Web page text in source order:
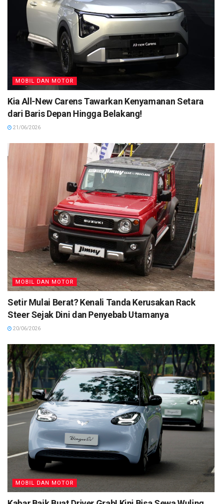
MOBIL DAN MOTOR
Kia All-New Carens Tawarkan Kenyamanan Setara
dari Baris Depan Hingga Belakang!
21/06/2026
MOBIL DAN MOTOR
Setir Mulai Berat? Kenali Tanda Kerusakan Rack
Steer Sejak Dini dan Penyebab Utamanya
20/06/2026
MOBIL DAN MOTOR